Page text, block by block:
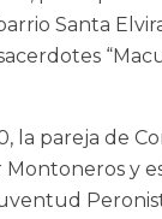
Santa
la pareja de
Montoneros y